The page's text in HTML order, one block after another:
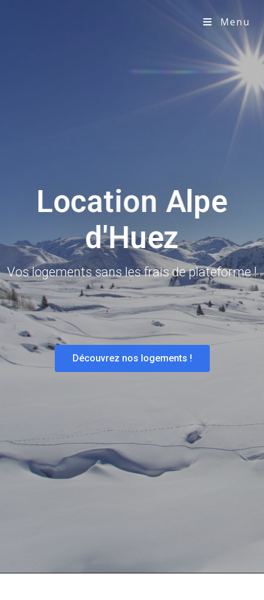
Menu
Location Alpe
d'Huez
Vos logements sans les frais de plateforme !
Découvrez nos logements !